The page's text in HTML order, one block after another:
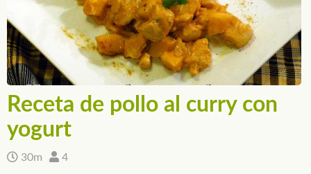
Receta de pollo al curry con
yogurt
30m 4